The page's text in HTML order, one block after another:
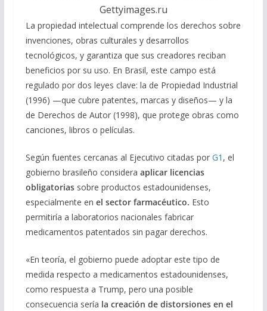
Gettyimages.ru
La propiedad intelectual comprende los derechos sobre
invenciones, obras culturales y desarrollos
tecnológicos, y garantiza que sus creadores reciban
beneficios por su uso. En Brasil, este campo está
regulado por dos leyes clave: la de Propiedad Industrial
(1996) —que cubre patentes, marcas y diseños— y la
de Derechos de Autor (1998), que protege obras como
canciones, libros o películas.
Según fuentes cercanas al Ejecutivo citadas por G1 , el
gobierno brasileño considera aplicar licencias
obligatoriassobre productos estadounidenses,
especialmente en el sector farmacéutico. Esto
permitiría a laboratorios nacionales fabricar
medicamentos patentados sin pagar derechos.
«En teoría, el gobierno puede adoptar este tipo de
medida respecto a medicamentos estadounidenses,
como respuesta a Trump, pero una posible
consecuencia sería la creación de distorsiones en el